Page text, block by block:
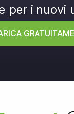
per i nuovi